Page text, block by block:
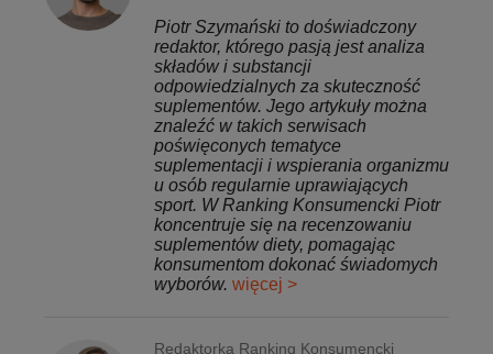
Piotr Szymański to doświadczony
redaktor, którego pasją jest analiza
składów i substancji
odpowiedzialnych za skuteczność
suplementów. Jego artykuły można
znaleźć w takich serwisach
poświęconych tematyce
suplementacji i wspierania organizmu
u osób regularnie uprawiających
sport. W Ranking Konsumencki Piotr
koncentruje się na recenzowaniu
suplementów diety, pomagając
konsumentom dokonać świadomych
wyborów. więcej >
Redaktorka Ranking Konsumencki